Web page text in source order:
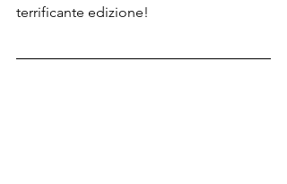
terrificante edizione!